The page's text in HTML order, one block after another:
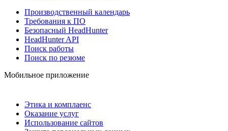
Производственный календарь
Требования к ПО
Безопасный HeadHunter
HeadHunter API
Поиск работы
Поиск по резюме
Мобильное приложение
Этика и комплаенс
Оказание услуг
Использование сайтов